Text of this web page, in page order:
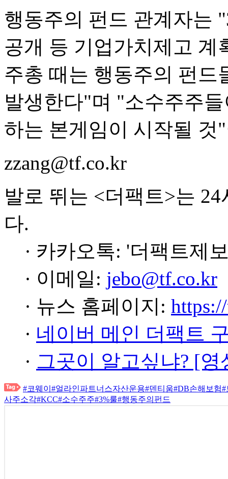
행동주의 펀드 관계자는
공개 등 기업가치제고 계
주총 때는 행동주의 펀드
발생한다"며 "소수주주
하는 본게임이 시작될 것
zzang@tf.co.kr
발로 뛰는 <더팩트>는
다.
· 카카오톡: '더팩트제
· 이메일: jebo@tf.co.kr
· 뉴스 홈페이지:
· 네이버 메인 더팩트
· 그곳이 알고싶냐? [
#코웨이 #얼라인파트너스자산운용#덴티움#DB손해보험#
사주소각#KCC#소수주주#3%룰#행동주의펀드